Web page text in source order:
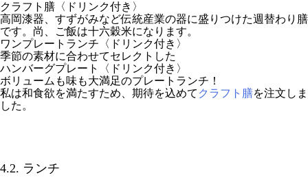
クラフト膳〈ドリンク付き〉
高岡漆器、すずがみなど伝統産業の器に盛りつけた週替わり膳
です。尚、ご飯は十六穀米になります。
ワンプレートランチ〈ドリンク付き〉
季節の素材に合わせてセレクトした
ハンバーグプレート〈ドリンク付き〉
ボリュームも味も大満足のプレートランチ！
私は和食欲を満たすため、期待を込めて クラフト膳を注文しま
した。
4.2. ランチ